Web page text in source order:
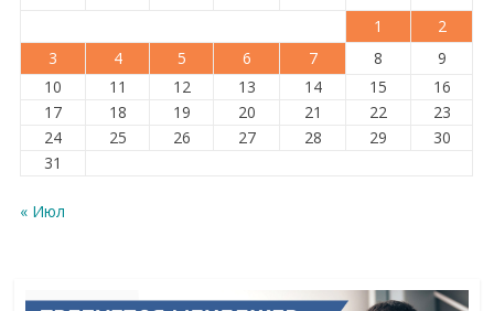
1
2
3
4 5 6 7 8
9
10
11 12 13 14 15
16
17
18 19 20 21 22
23
24
25 26 27 28 29
30
31
« Июл